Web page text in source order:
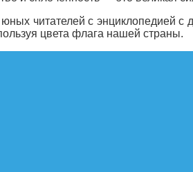
читателей с энциклопедией
цвета флага нашей страны.